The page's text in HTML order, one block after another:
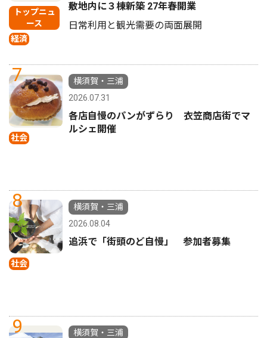
トップニュ
ース
経済
敷地内に３棟新築 27年春開業
日常利用と観光需要の両面展開
7
社会
横須賀・三浦
2026.07.31
各店自慢のパンがずらり 衣笠商店街でマ
ルシェ開催
8
社会
横須賀・三浦
2026.08.04
追浜で「街頭のど自慢」 参加者募集
9
横須賀・三浦